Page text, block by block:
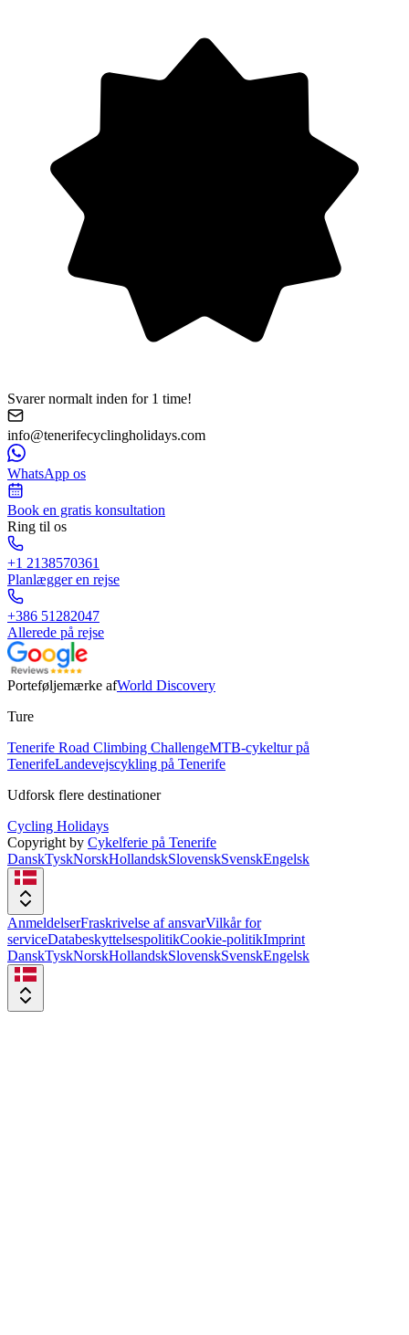
Svarer normalt inden for 1 time!
info@tenerifecyclingholidays.com
WhatsApp os
Book en gratis konsultation
Ring til os
+1 2138570361
Planlægger en rejse
+386 51282047
Allerede på rejse
Porteføljemærke afWorld Discovery
Ture
Tenerife Road Climbing ChallengeMTB-cykeltur på
TenerifeLandevejscykling på Tenerife
Udforsk flere destinationer
Cycling Holidays
Copyright by Cykelferie på Tenerife
DanskTyskNorskHollandskSlovenskSvenskEngelsk
AnmeldelserFraskrivelse af ansvarVilkår for
serviceDatabeskyttelsespolitikCookie-politikImprint
DanskTyskNorskHollandskSlovenskSvenskEngelsk